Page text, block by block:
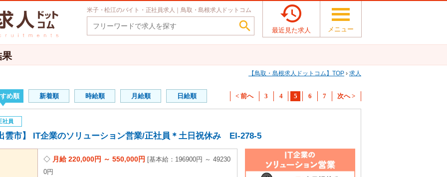
米子・松江のバイト・正社員求人｜鳥取・島根求人ドットコム


最近見た求人 メニュー
果
鳥取・島根求人ドットコム TOP › 求人
< 前へ 3 4 5 6 7 次へ >
め順 新着順 時給順 月給順 日給順
社員
雲市】 IT企業のソリューション営業/正社員＊土日祝休み EI-278-5
月給 220,000円 ～ 550,000円
基本給：196900円 ～ 49230
0円